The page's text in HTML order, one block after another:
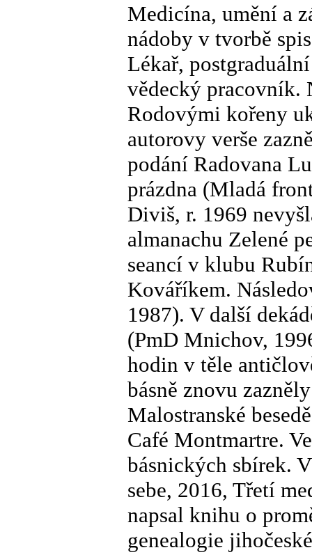
Medicína, umění a
nádoby v tvorbě
Lékař,
vědecký pracovník.
Rodovými kořeny
autorovy verše
podání Radovana
prázdna (Mladá
Diviš, r. 1969
almanachu Zelené
seancí v klubu
Kováříkem.
1987). V další
(PmD Mnichov,
hodin v těle
básně znovu
Malostranské
Café Montmartre.
básnických sbírek.
sebe, 2016, Třetí
napsal knihu o
genealogie